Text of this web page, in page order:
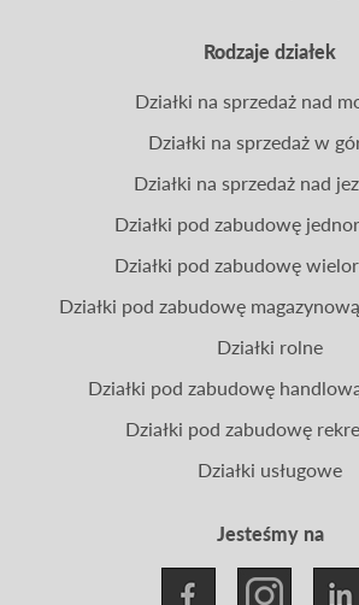
Rodzaje działek
Jesteśmy na
Działki na sprzedaż nad
Działki na sprzedaż w
Działki na sprzedaż nad
Działki pod zabudowę
Działki pod zabudowę
Działki pod zabudowę
Działki rolne
Działki pod zabudowę
Działki pod zabudowę
Działki usługowe